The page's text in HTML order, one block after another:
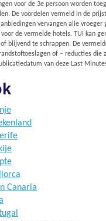
voor de 3e persoon worden
De voordelen vermeld in de
vervangen alle vroeger
de vermelde hotels. TUI kan
blijvend te schrappen. De
of – reducties die
van deze Last
Canaria